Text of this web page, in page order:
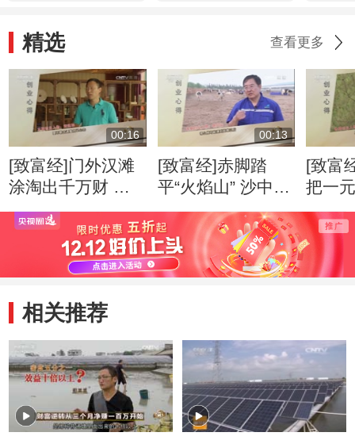
精选 查看更多
00:16
[致富经]门外汉滩
涂淘出千万财 创
业心得
00:13
[致富经]赤脚踏
平“火焰山” 沙中掘
出亿万财 创业心
得
[致富
把一
万财
相关推荐